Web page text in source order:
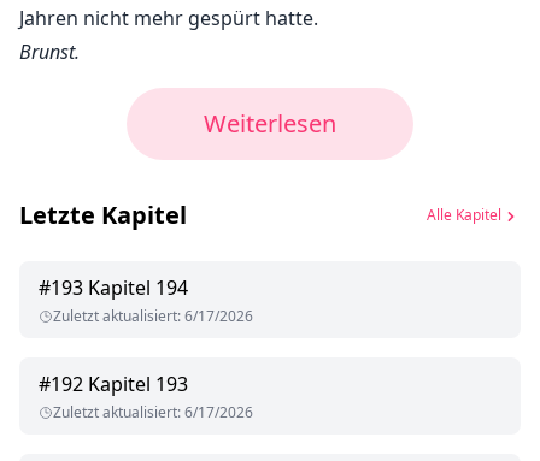
Jahren nicht mehr gespürt hatte.
Brunst.
Weiterlesen
Letzte Kapitel Alle Kapitel
#193 Kapitel 194
Zuletzt aktualisiert:6/17/2026
#192 Kapitel 193
Zuletzt aktualisiert:6/17/2026